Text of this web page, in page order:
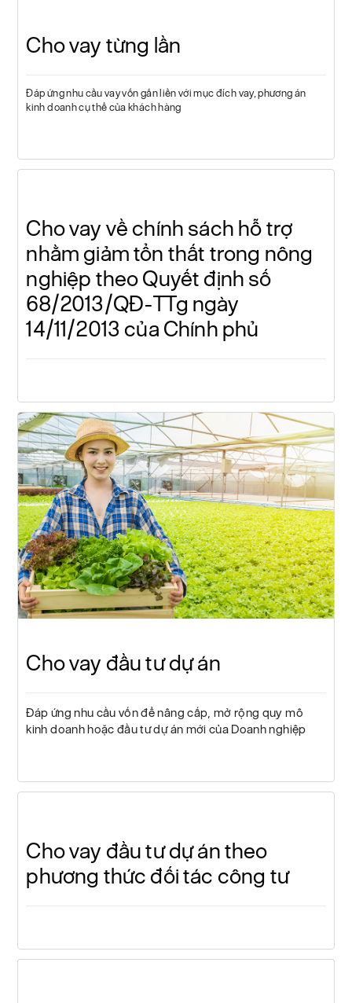
Cho vay từng lần
Đáp ứng nhu cầu vay vốn gắn liền với mục đích vay, phương án
kinh doanh cụ thể của khách hàng
Cho vay về chính sách hỗ trợ
nhằm giảm tổn thất trong nông
nghiệp theo Quyết định số
68/2013/QĐ-TTg ngày
14/11/2013 của Chính phủ
Cho vay đầu tư dự án
Đáp ứng nhu cầu vốn để nâng cấp, mở rộng quy mô
kinh doanh hoặc đầu tư dự án mới của Doanh nghiệp
Cho vay đầu tư dự án theo
phương thức đối tác công tư